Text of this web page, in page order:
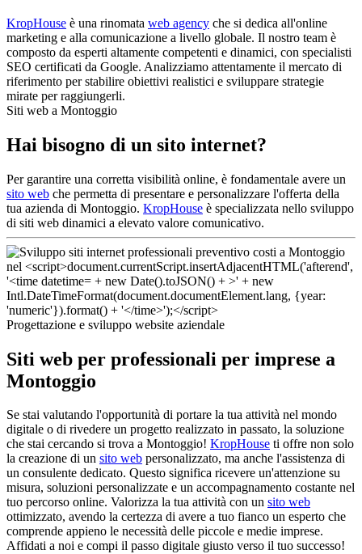
KropHouse è una rinomata web agency che si dedica all'online
marketing e alla comunicazione a livello globale. Il nostro team è
composto da esperti altamente competenti e dinamici, con specialisti
SEO certificati da Google. Analizziamo attentamente il mercato di
riferimento per stabilire obiettivi realistici e sviluppare strategie
mirate per raggiungerli.
Siti web a Montoggio
Hai bisogno di un sito internet?
Per garantire una corretta visibilità online, è fondamentale avere un
sito web che permetta di presentare e personalizzare l'offerta della
tua azienda di Montoggio. KropHouse è specializzata nello sviluppo
di siti web dinamici a elevato valore comunicativo.
Progettazione e sviluppo website aziendale
Siti web per professionali per imprese a
Montoggio
Se stai valutando l'opportunità di portare la tua attività nel mondo
digitale o di rivedere un progetto realizzato in passato, la soluzione
che stai cercando si trova a Montoggio! KropHouse ti offre non solo
la creazione di un sito web personalizzato, ma anche l'assistenza di
un consulente dedicato. Questo significa ricevere un'attenzione su
misura, soluzioni personalizzate e un accompagnamento costante nel
tuo percorso online. Valorizza la tua attività con un sito web
ottimizzato, avendo la certezza di avere a tuo fianco un esperto che
comprende appieno le necessità delle piccole e medie imprese.
Affidati a noi e compi il passo digitale giusto verso il tuo successo!